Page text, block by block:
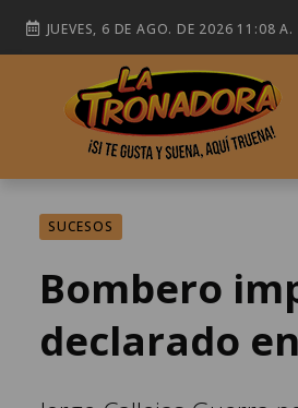
JUEVES, 6 DE AGO. DE 2026 11:08 A.
SUCESOS
Bombero
declarado